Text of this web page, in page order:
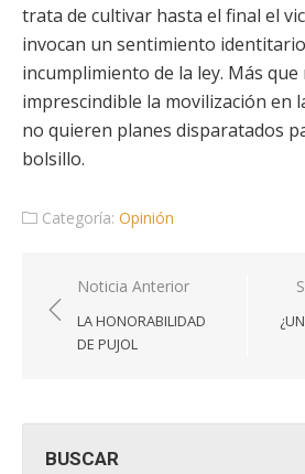
trata de cultivar hasta el final el
invocan un sentimiento
incumplimiento de la ley. Más que
imprescindible la movilización en
no quieren planes disparatados
bolsillo.
Categoría: Opinión
Navegación
de
entradas
Noticia Anterior
LA HONORABILIDAD
DE PUJOL
BUSCAR